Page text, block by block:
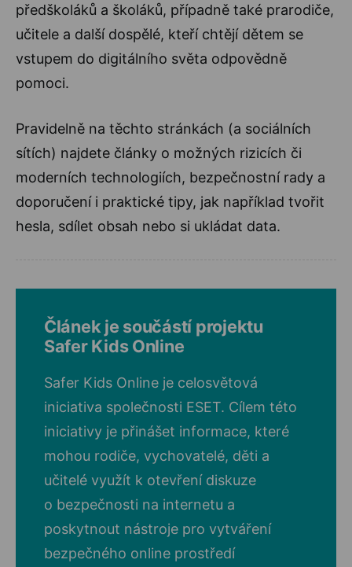
předškoláků a školáků, případně také prarodiče,
učitele a další dospělé, kteří chtějí dětem se
vstupem do digitálního světa odpovědně
pomoci.
Pravidelně na těchto stránkách (a sociálních
sítích) najdete články o možných rizicích či
moderních technologiích, bezpečnostní rady a
doporučení i praktické tipy, jak například tvořit
hesla, sdílet obsah nebo si ukládat data.
Článek je součástí projektu
Safer Kids Online
Safer Kids Online je celosvětová
iniciativa společnosti ESET. Cílem této
iniciativy je přinášet informace, které
mohou rodiče, vychovatelé, děti a
učitelé využít k otevření diskuze
o bezpečnosti na internetu a
poskytnout nástroje pro vytváření
bezpečného online prostředí